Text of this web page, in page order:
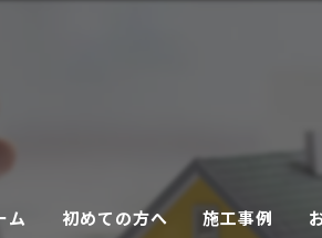
ム 初めての方へ 施工事例